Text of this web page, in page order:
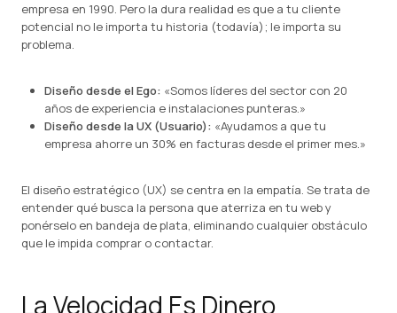
empresa en 1990. Pero la dura realidad es que a tu cliente
potencial no le importa tu historia (todavía); le importa su
problema.
Diseño desde el Ego: «Somos líderes del sector con 20
años de experiencia e instalaciones punteras.»
Diseño desde la UX (Usuario): «Ayudamos a que tu
empresa ahorre un 30% en facturas desde el primer mes.»
El diseño estratégico (UX) se centra en la empatía. Se trata de
entender qué busca la persona que aterriza en tu web y
ponérselo en bandeja de plata, eliminando cualquier obstáculo
que le impida comprar o contactar.
La Velocidad Es Dinero